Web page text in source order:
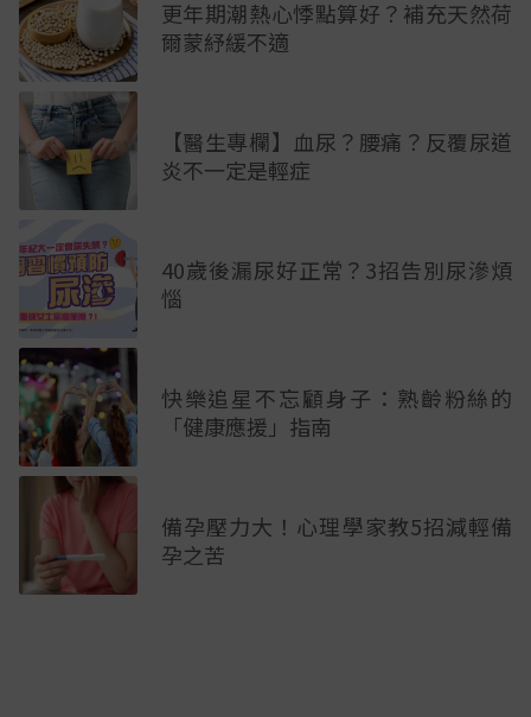
更年期潮熱心悸點算好？補充天然荷
爾蒙紓緩不適
【醫生專欄】血尿？腰痛？反覆尿道
炎不一定是輕症
40歲後漏尿好正常？3招告別尿滲煩
惱
快樂追星不忘顧身子：熟齡粉絲的
「健康應援」指南
備孕壓力大！心理學家教5招減輕備
孕之苦